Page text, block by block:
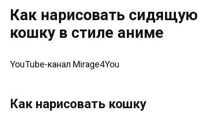
Как нарисовать сидящую
кошку в стиле аниме
YouTube-канал Mirage4You
Как нарисовать кошку